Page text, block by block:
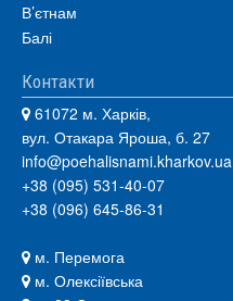
В’єтнам
Балі
Контакти
61072 м. Харків,
вул. Отакара Яроша, б. 27
info@poehalisnami.kharkov.ua
+38 (095) 531-40-07
+38 (096) 645-86-31
м. Перемога
м. Олексіївська